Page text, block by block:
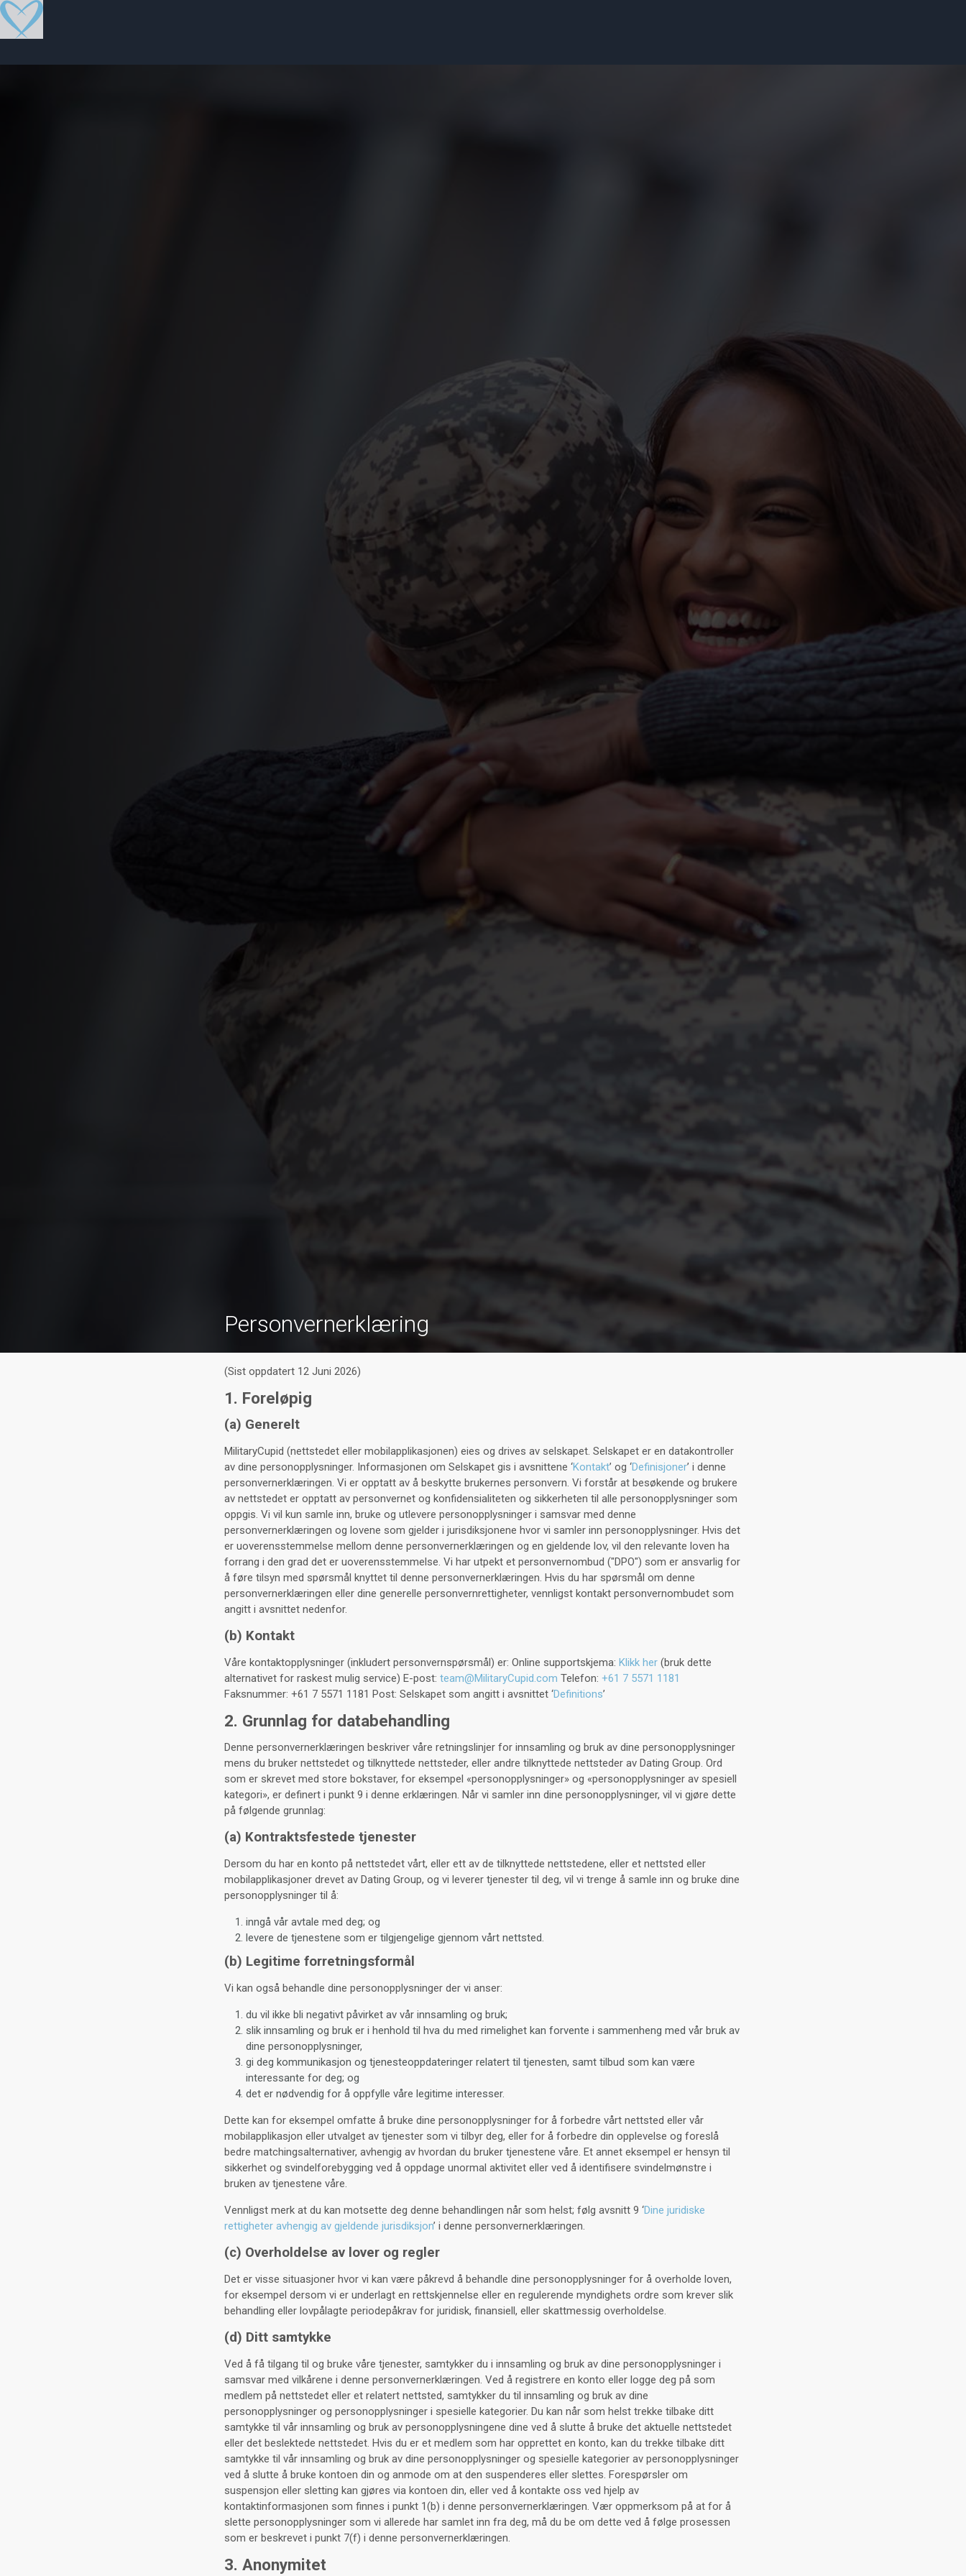
Personvernerklæring
(Sist oppdatert 12 Juni 2026)
1. Foreløpig
(a) Generelt
MilitaryCupid (nettstedet eller mobilapplikasjonen) eies og drives av selskapet. Selskapet er en datakontroller
av dine personopplysninger. Informasjonen om Selskapet gis i avsnittene ‘Kontakt’ og ‘Definisjoner’ i denne
personvernerklæringen. Vi er opptatt av å beskytte brukernes personvern. Vi forstår at besøkende og brukere
av nettstedet er opptatt av personvernet og konfidensialiteten og sikkerheten til alle personopplysninger som
oppgis. Vi vil kun samle inn, bruke og utlevere personopplysninger i samsvar med denne
personvernerklæringen og lovene som gjelder i jurisdiksjonene hvor vi samler inn personopplysninger. Hvis det
er uoverensstemmelse mellom denne personvernerklæringen og en gjeldende lov, vil den relevante loven ha
forrang i den grad det er uoverensstemmelse. Vi har utpekt et personvernombud ("DPO") som er ansvarlig for
å føre tilsyn med spørsmål knyttet til denne personvernerklæringen. Hvis du har spørsmål om denne
personvernerklæringen eller dine generelle personvernrettigheter, vennligst kontakt personvernombudet som
angitt i avsnittet nedenfor.
(b) Kontakt
Våre kontaktopplysninger (inkludert personvernspørsmål) er: Online supportskjema: Klikk her (bruk dette
alternativet for raskest mulig service) E-post: team@MilitaryCupid.com Telefon: +61 7 5571 1181
Faksnummer: +61 7 5571 1181 Post: Selskapet som angitt i avsnittet ‘Definitions’
2. Grunnlag for databehandling
Denne personvernerklæringen beskriver våre retningslinjer for innsamling og bruk av dine personopplysninger
mens du bruker nettstedet og tilknyttede nettsteder, eller andre tilknyttede nettsteder av Dating Group. Ord
som er skrevet med store bokstaver, for eksempel «personopplysninger» og «personopplysninger av spesiell
kategori», er definert i punkt 9 i denne erklæringen. Når vi samler inn dine personopplysninger, vil vi gjøre dette
på følgende grunnlag:
(a) Kontraktsfestede tjenester
Dersom du har en konto på nettstedet vårt, eller ett av de tilknyttede nettstedene, eller et nettsted eller
mobilapplikasjoner drevet av Dating Group, og vi leverer tjenester til deg, vil vi trenge å samle inn og bruke dine
personopplysninger til å:
inngå vår avtale med deg; og
levere de tjenestene som er tilgjengelige gjennom vårt nettsted.
(b) Legitime forretningsformål
Vi kan også behandle dine personopplysninger der vi anser:
du vil ikke bli negativt påvirket av vår innsamling og bruk;
slik innsamling og bruk er i henhold til hva du med rimelighet kan forvente i sammenheng med vår bruk av
dine personopplysninger,
gi deg kommunikasjon og tjenesteoppdateringer relatert til tjenesten, samt tilbud som kan være
interessante for deg; og
det er nødvendig for å oppfylle våre legitime interesser.
Dette kan for eksempel omfatte å bruke dine personopplysninger for å forbedre vårt nettsted eller vår
mobilapplikasjon eller utvalget av tjenester som vi tilbyr deg, eller for å forbedre din opplevelse og foreslå
bedre matchingsalternativer, avhengig av hvordan du bruker tjenestene våre. Et annet eksempel er hensyn til
sikkerhet og svindelforebygging ved å oppdage unormal aktivitet eller ved å identifisere svindelmønstre i
bruken av tjenestene våre.
Vennligst merk at du kan motsette deg denne behandlingen når som helst; følg avsnitt 9 ‘Dine juridiske
rettigheter avhengig av gjeldende jurisdiksjon’ i denne personvernerklæringen.
(c) Overholdelse av lover og regler
Det er visse situasjoner hvor vi kan være påkrevd å behandle dine personopplysninger for å overholde loven,
for eksempel dersom vi er underlagt en rettskjennelse eller en regulerende myndighets ordre som krever slik
behandling eller lovpålagte periodepåkrav for juridisk, finansiell, eller skattmessig overholdelse.
(d) Ditt samtykke
Ved å få tilgang til og bruke våre tjenester, samtykker du i innsamling og bruk av dine personopplysninger i
samsvar med vilkårene i denne personvernerklæringen. Ved å registrere en konto eller logge deg på som
medlem på nettstedet eller et relatert nettsted, samtykker du til innsamling og bruk av dine
personopplysninger og personopplysninger i spesielle kategorier. Du kan når som helst trekke tilbake ditt
samtykke til vår innsamling og bruk av personopplysningene dine ved å slutte å bruke det aktuelle nettstedet
eller det beslektede nettstedet. Hvis du er et medlem som har opprettet en konto, kan du trekke tilbake ditt
samtykke til vår innsamling og bruk av dine personopplysninger og spesielle kategorier av personopplysninger
ved å slutte å bruke kontoen din og anmode om at den suspenderes eller slettes. Forespørsler om
suspensjon eller sletting kan gjøres via kontoen din, eller ved å kontakte oss ved hjelp av
kontaktinformasjonen som finnes i punkt 1(b) i denne personvernerklæringen. Vær oppmerksom på at for å
slette personopplysninger som vi allerede har samlet inn fra deg, må du be om dette ved å følge prosessen
som er beskrevet i punkt 7(f) i denne personvernerklæringen.
3. Anonymitet